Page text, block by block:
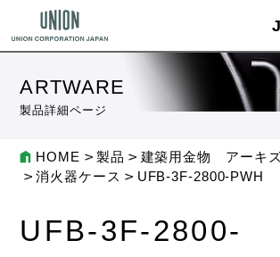
ARTWARE
製品詳細ページ
HOME 製品
建築用金物 アーキ
消火器ケース
UFB-3F-2800-PWH
UFB-3F-2800-